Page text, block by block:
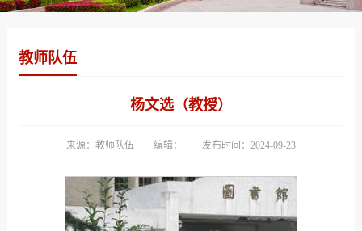
教师队伍
杨文选（教授）
来源：教师队伍 编辑： 发布时间：2024-09-23